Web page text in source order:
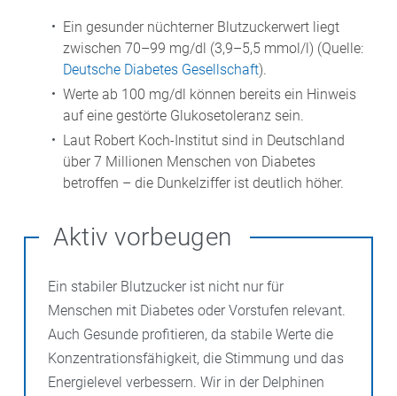
Ein gesunder nüchterner Blutzuckerwert liegt
zwischen 70–99 mg/dl (3,9–5,5 mmol/l) (Quelle:
Deutsche Diabetes Gesellschaft).
Werte ab 100 mg/dl können bereits ein Hinweis
auf eine gestörte Glukosetoleranz sein.
Laut Robert Koch-Institut sind in Deutschland
über 7 Millionen Menschen von Diabetes
betroffen – die Dunkelziffer ist deutlich höher.
Aktiv vorbeugen
Ein stabiler Blutzucker ist nicht nur für
Menschen mit Diabetes oder Vorstufen relevant.
Auch Gesunde profitieren, da stabile Werte die
Konzentrationsfähigkeit, die Stimmung und das
Energielevel verbessern. Wir in der Delphinen